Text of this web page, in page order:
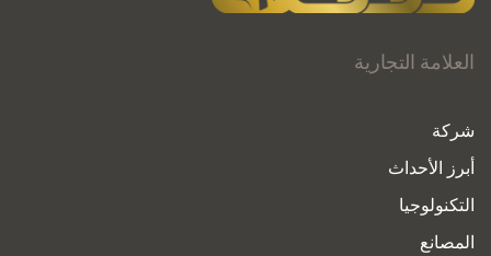
العلامة التجارية
شركة
أبرز الأحداث
التكنولوجيا
المصانع